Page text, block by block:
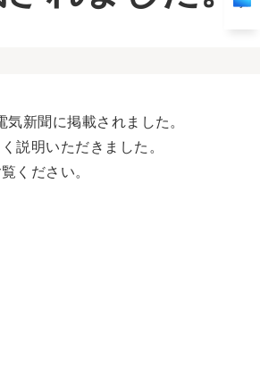
新聞に掲載されました。
説明いただきました。
ください。